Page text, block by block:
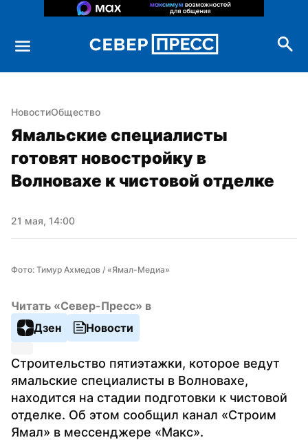
НовостиОбщество
Ямальские специалисты
готовят новостройку в
Волновахе к чистовой отделке
21 мая, 14:00
Фото: Тимур Ахмедов / «Ямал-Медиа»
Читать «Север-Пресс» в
Дзен
Новости
Строительство пятиэтажки, которое ведут
ямальские специалисты в Волновахе,
находится на стадии подготовки к чистовой
отделке. Об этом сообщил канал «Строим
Ямал» в мессенджере «Макс».